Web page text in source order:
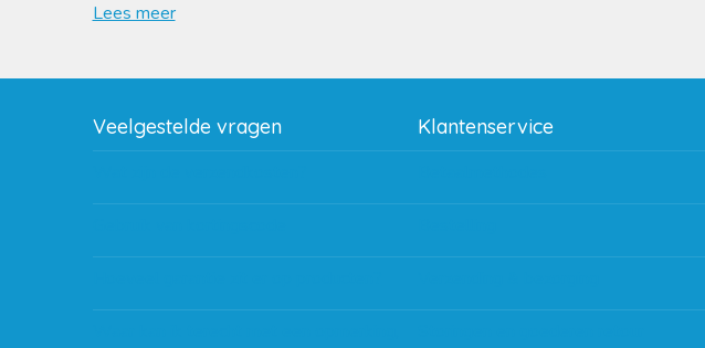
Lees meer
Veelgestelde vragen Klantenservice